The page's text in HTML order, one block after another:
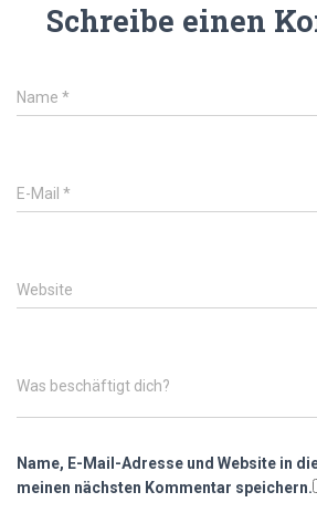
Schreibe einen
Name *
E-Mail *
Website
Was beschäftigt dich?
Name, E-Mail-Adresse und Website in
meinen nächsten Kommentar speichern.